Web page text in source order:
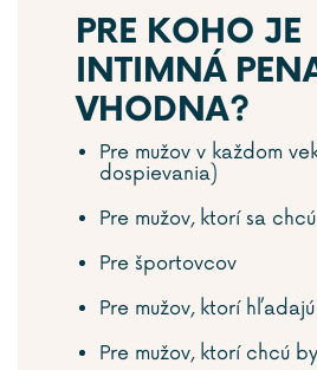
PRE KOHO JE
INTIMNÁ
VHODNA?
Pre mužov v každom
dospievania)
Pre mužov, ktorí sa
Pre športovcov
Pre mužov, ktorí
Pre mužov, ktorí chcú